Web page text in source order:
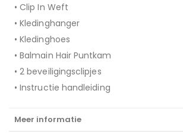
• Clip In Weft
• Kledinghanger
• Kledinghoes
• Balmain Hair Puntkam
• 2 beveiligingsclipjes
• Instructie handleiding
Meer informatie